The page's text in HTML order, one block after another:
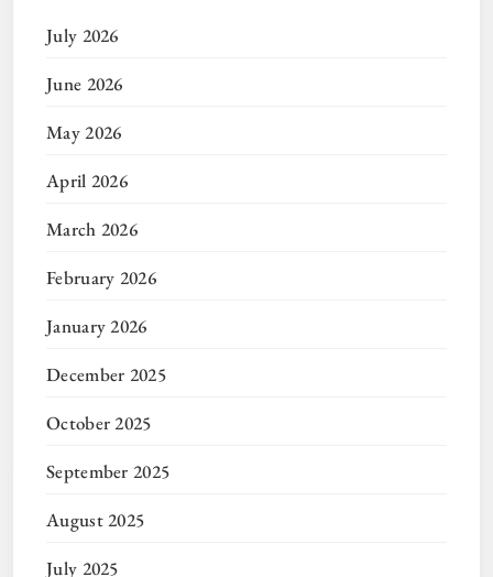
July 2026
June 2026
May 2026
April 2026
March 2026
February 2026
January 2026
December 2025
October 2025
September 2025
August 2025
July 2025